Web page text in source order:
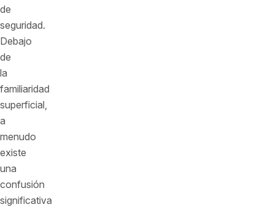
de
seguridad.
Debajo
de
la
familiaridad
superficial,
a
menudo
existe
una
confusión
significativa